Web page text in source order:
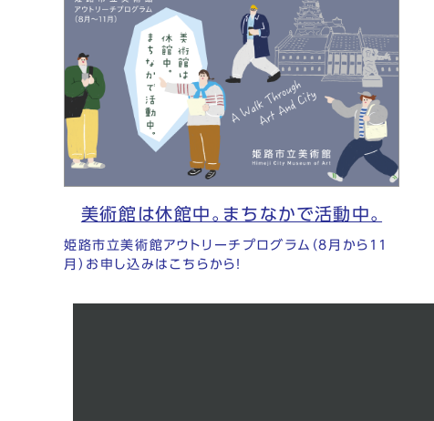
美術館は休館中。まちなかで活動中。
姫路市立美術館アウトリーチプログラム（8月から11
月）お申し込みはこちらから！